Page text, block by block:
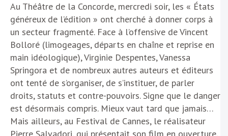
Au Théâtre de la Concorde, mercredi soir, les « États
généreux de l’édition » ont cherché à donner corps à
un secteur fragmenté. Face à l’offensive de Vincent
Bolloré (limogeages, départs en chaîne et reprise en
main idéologique), Virginie Despentes, Vanessa
Springora et de nombreux autres auteurs et éditeurs
ont tenté de s’organiser, de s’instituer, de parler
droits, statuts et contre-pouvoirs. Signe que le danger
est désormais compris. Mieux vaut tard que jamais…
Mais ailleurs, au Festival de Cannes, le réalisateur